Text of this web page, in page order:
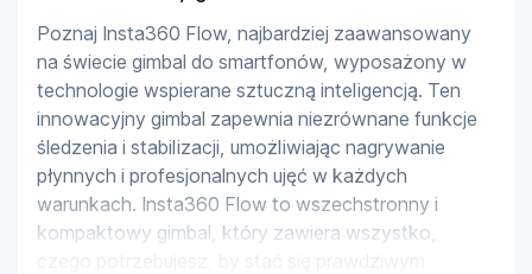
Poznaj Insta360 Flow, najbardziej zaawansowany
na świecie gimbal do smartfonów, wyposażony w
technologie wspierane sztuczną inteligencją. Ten
innowacyjny gimbal zapewnia niezrównane funkcje
śledzenia i stabilizacji, umożliwiając nagrywanie
płynnych i profesjonalnych ujęć w każdych
warunkach. Insta360 Flow to wszechstronny i
kompaktowy gimbal, który zawiera wszystko,